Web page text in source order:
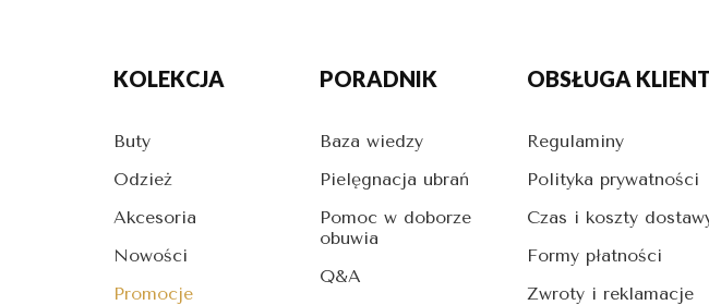
KOLEKCJA
Buty
Odzież
Akcesoria
Nowości
Promocje
PORADNIK
Baza wiedzy
Pielęgnacja ubrań
Pomoc w doborze
obuwia
Q&A
OBSŁUGA
Regulaminy
Polityka prywatności
Czas i koszty
Formy płatności
Zwroty i reklamacje